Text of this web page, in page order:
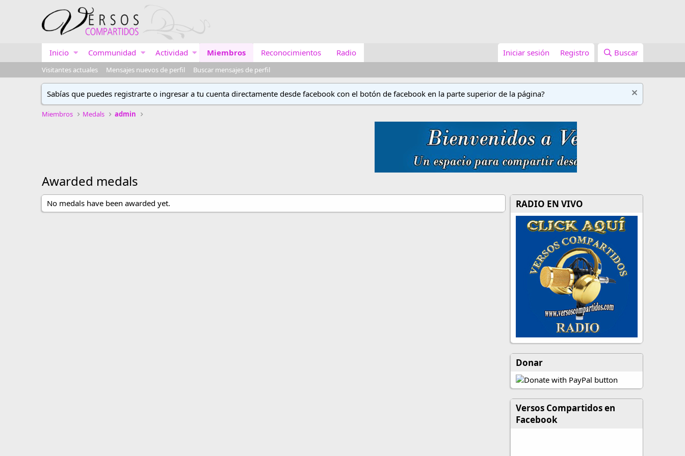
Inicio Communidad Actividad Miembros Reconocimientos Radio Iniciar sesión Registro Buscar
Visitantes actuales Mensajes nuevos de perfil Buscar mensajes de perfil
Sabías que puedes registrarte o ingresar a tu cuenta directamente desde facebook con el botón de facebook en la parte superior de la página?
Miembros Medals admin
Awarded medals
No medals have been awarded yet. RADIO EN VIVO
Donar
Versos Compartidos en
Facebook